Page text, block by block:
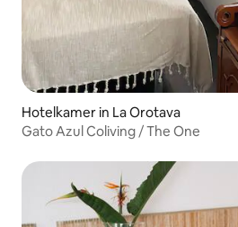
Hotelkamer in La Orotava
Gato Azul Coliving / The One